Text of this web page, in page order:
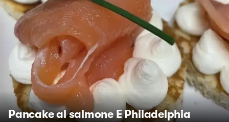
Pancake al salmone E Philadelphia